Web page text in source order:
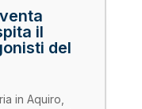
il
del
in Aquiro,